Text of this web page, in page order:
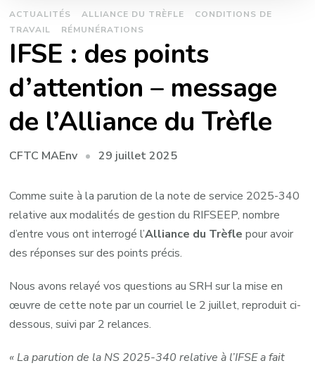
ACTUALITÉS ALLIANCE DU TRÈFLE
CONDITIONS DE
TRAVAIL
RÉMUNÉRATIONS
IFSE : des points
d’attention – message
de l’Alliance du Trèfle
CFTC MAEnv 29 juillet 2025
Comme suite à la parution de la note de service 2025-340
relative aux modalités de gestion du RIFSEEP, nombre
d’entre vous ont interrogé l’Alliance du Trèfle pour avoir
des réponses sur des points précis.
Nous avons relayé vos questions au SRH sur la mise en
œuvre de cette note par un courriel le 2 juillet, reproduit ci-
dessous, suivi par 2 relances.
« La parution de la NS 2025-340 relative à l’IFSE a fait